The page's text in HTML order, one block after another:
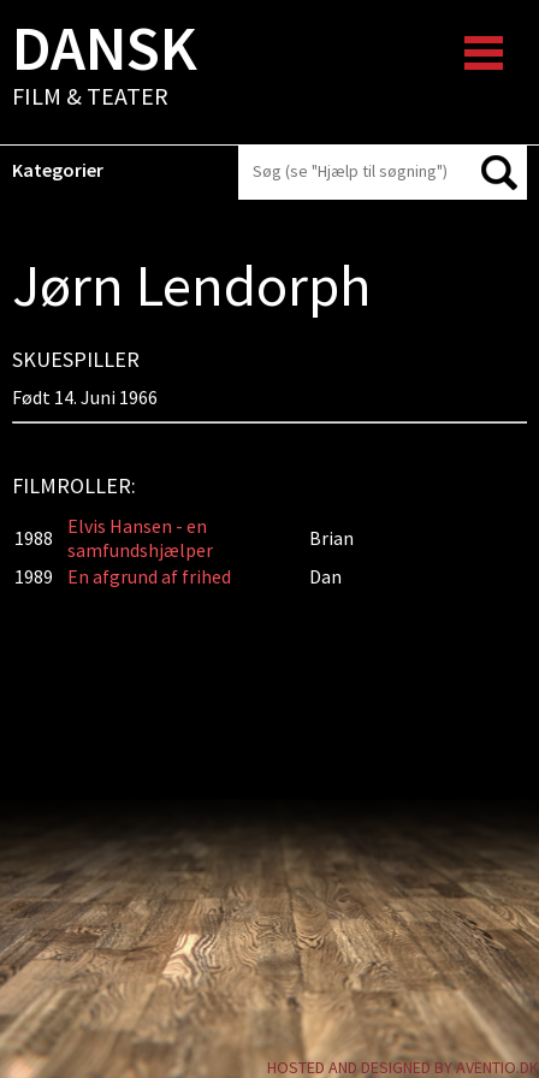
DANSK
FILM & TEATER
Kategorier
Jørn Lendorph
SKUESPILLER
Født 14. Juni 1966
FILMROLLER:
1988
Elvis Hansen - en
samfundshjælper
Brian
1989
En afgrund af frihed Dan
HOSTED AND DESIGNED BY AVENTIO.DK